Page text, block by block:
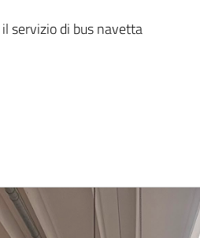
servizio di bus navetta